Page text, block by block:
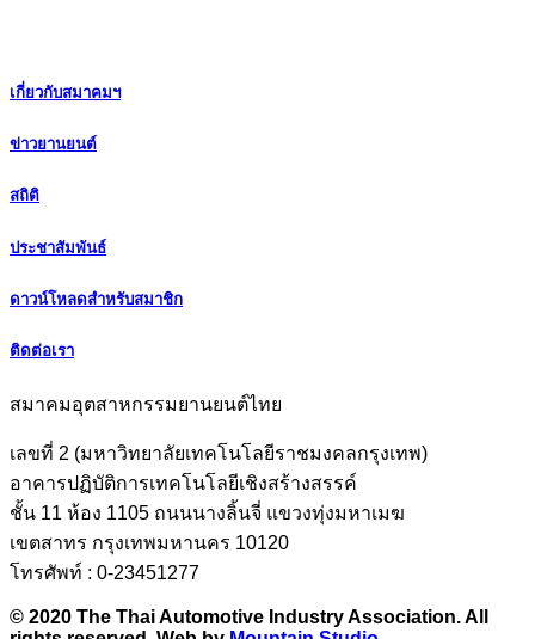
เกี่ยวกับสมาคมฯ
ข่าวยานยนต์
สถิติ
ประชาสัมพันธ์
ดาวน์โหลดสำหรับสมาชิก
ติดต่อเรา
สมาคมอุตสาหกรรมยานยนต์ไทย
เลขที่ 2 (มหาวิทยาลัยเทคโนโลยีราชมงคลกรุงเทพ)
อาคารปฏิบัติการเทคโนโลยีเชิงสร้างสรรค์
ชั้น 11 ห้อง 1105 ถนนนางลิ้นจี่ แขวงทุ่งมหาเมฆ
เขตสาทร กรุงเทพมหานคร 10120
โทรศัพท์ : 0-23451277
© 2020 The Thai Automotive Industry Association. All